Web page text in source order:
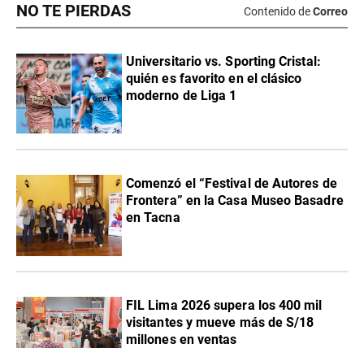
NO TE PIERDAS Contenido deCorreo
Universitario vs. Sporting Cristal:
quién es favorito en el clásico
moderno de Liga 1
Comenzó el “Festival de Autores de
Frontera” en la Casa Museo Basadre
en Tacna
FIL Lima 2026 supera los 400 mil
visitantes y mueve más de S/18
millones en ventas